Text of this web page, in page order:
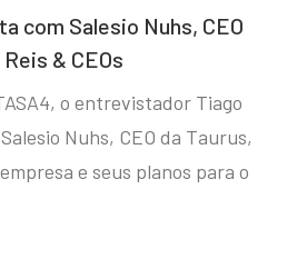
com Salesio Nuhs, CEO
& CEOs
o entrevistador Tiago
Nuhs, CEO da Taurus,
e seus planos para o